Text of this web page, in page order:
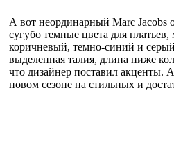
А вот неординарный Marc Jacobs
сугубо темные цвета для
коричневый, темно-синий и
выделенная талия, длина ниже
что дизайнер поставил акценты.
новом сезоне на стильных и